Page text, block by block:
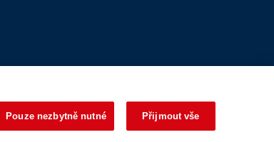
Pouze nezbytně nutné Přijmout vše